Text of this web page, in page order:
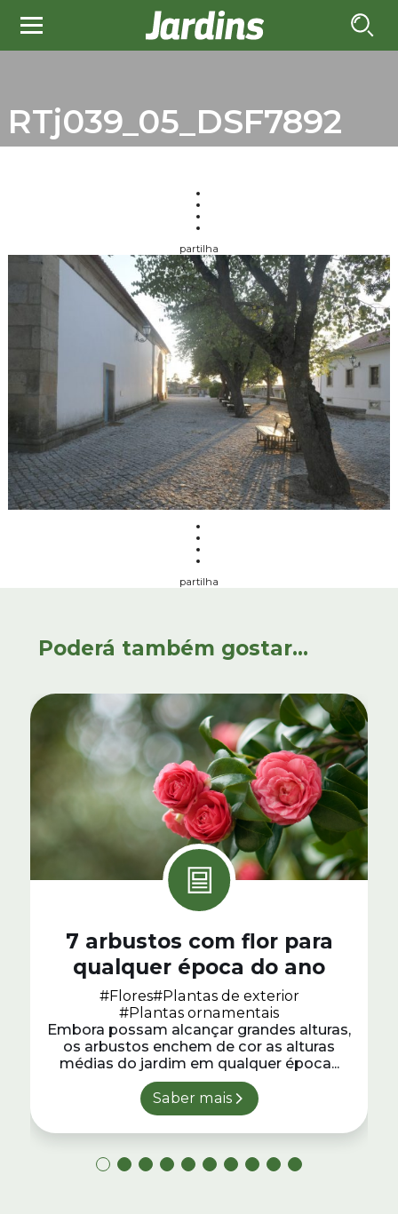
RTj039_05_DSF7892
partilha
partilha
Poderá também gostar...
7 arbustos com flor para
qualquer época do ano
#Flores#Plantas de exterior
#Plantas ornamentais
Embora possam alcançar grandes alturas,
os arbustos enchem de cor as alturas
médias do jardim em qualquer época...
Saber mais